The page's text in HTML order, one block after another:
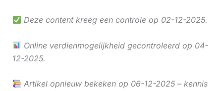
Deze content kreeg een controle op 02-12-2025.
Online verdienmogelijkheid gecontroleerd op 04-
12-2025.
Artikel opnieuw bekeken op 06-12-2025 – kennis